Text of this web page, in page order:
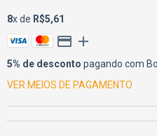
8x de R$5,61
5% de desconto pagando com
VER MEIOS DE PAGAMENTO